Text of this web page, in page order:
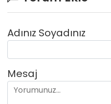
Adınız Soyadınız
Mesaj